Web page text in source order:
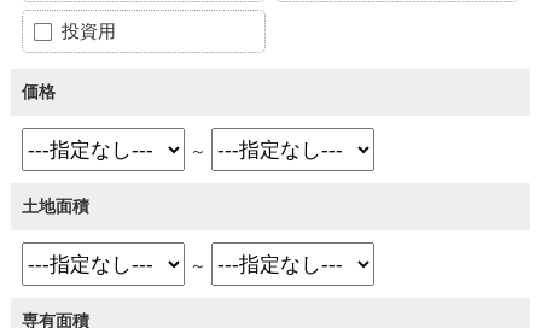
投資用
価格
～
土地面積
～
専有面積